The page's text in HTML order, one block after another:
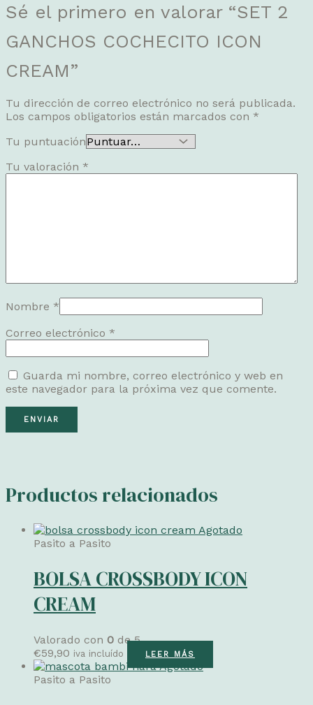
Sé el primero en valorar “SET 2
GANCHOS COCHECITO ICON
CREAM”
Tu dirección de correo electrónico no será publicada.
Los campos obligatorios están marcados con *
Tu puntuación
Tu valoración *
Nombre *
Correo electrónico *
Guarda mi nombre, correo electrónico y web en
este navegador para la próxima vez que comente.
Productos relacionados
Agotado
Pasito a Pasito
BOLSA CROSSBODY ICON
CREAM
Valorado con 0 de 5
€59,90 iva incluído LEER MÁS
Agotado
Pasito a Pasito